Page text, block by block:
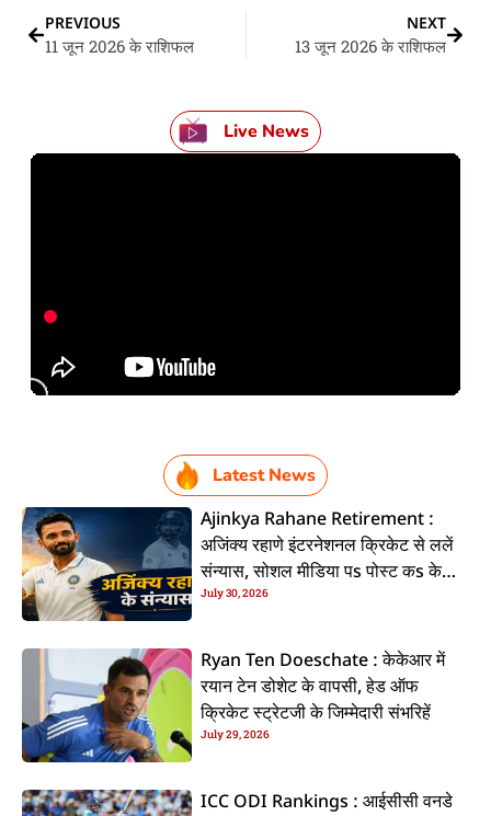
PREVIOUS
11 जून 2026 के राशिफल
NEXT
13 जून 2026 के राशिफल
Live News
Latest News
Ajinkya Rahane Retirement :
अजिंक्य रहाणे इंटरनेशनल क्रिकेट से ललें
संन्यास, सोशल मीडिया पs पोस्ट कs के
कइलें एलान
July 30, 2026
Ryan Ten Doeschate : केकेआर में
रयान टेन डोशेट के वापसी, हेड ऑफ
क्रिकेट स्ट्रेटजी के जिम्मेदारी संभरिहें
July 29, 2026
ICC ODI Rankings : आईसीसी वनडे